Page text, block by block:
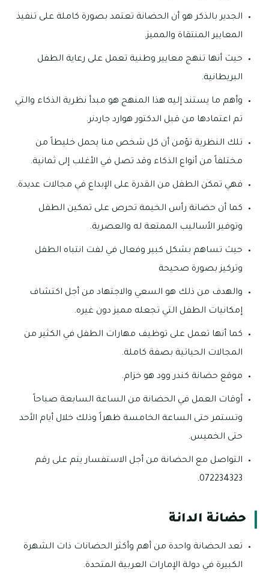
الجدير بالذكر هو أن الحضانة تعتمد بصورة كاملة على تنفيذ
المعايير المنتقاة والمميز.
حيث أنها تنهج معايير وطنية تعمل على رعاية الطفل
البريطانية.
وأهم ما يستند إليه هذا المنهج هو مبدأ نظرية الذكاء والتي
تم اعتمادها من قبل الدكتور هوارد جاردنر.
تلك النظرية تؤمن أن كل شخص منا يحمل خليطاً من
مختلفاً من أنواع الذكاء وقد تصل في الأغلب إلى ثمانية.
فهي تمكن الطفل من القدرة على الإبداع في مجالات عديدة.
كما أن حضانة رأس الخيمة تحرص على تمكين الطفل
وتوفير الأساليب الممتعة له والعصرية.
حيث تساهم بشكل كبير وفعال في لفت انتباه الطفل
وتركيز بصورة صحيحة
والهدف من ذلك هو السعي والاجتهاد من أجل اكتشاف
إمكانيات الطفل التي تجعله مميز دون غيره.
كما أنها تعمل على توظيف مهارات الطفل في الكثير من
المجالات الحياتية بصفة كاملة.
موقع حضانة كندر وود هو خزام.
أوقات العمل في الحضانة من الساعة السابعة صباحاً
وتستمر حتى الساعة الخامسة ظهراً وذلك خلال أيام الأحد
حتى الخميس.
التواصل مع الحضانة من أجل الاستفسار يتم على رقم
072234323.
حضانة الدانة
تعد الحضانة واحدة من أهم وأكثر الحضانات ذات الشهرة
الكبيرة في دولة الإمارات العربية المتحدة.